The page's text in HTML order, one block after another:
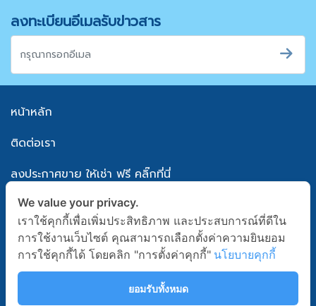
ลงทะเบียนอีเมลรับข่าวสาร
หน้าหลัก
ติดต่อเรา
ลงประกาศขาย ให้เช่า ฟรี คลิ๊กที่นี่
แผนผังเว็บไซต์
นโยบายความเป็นส่วนตัว
เงื่อนไขข้อตกลงการใช้บริการ
Follow Us
We value your privacy.
เราใช้คุกกี้เพื่อเพิ่มประสิทธิภาพ และประสบการณ์ที่ดีใน
การใช้งานเว็บไซต์ คุณสามารถเลือกตั้งค่าความยินยอม
การใช้คุกกี้ได้ โดยคลิก "การตั้งค่าคุกกี้" นโยบายคุกกี้
ยอมรับทั้งหมด